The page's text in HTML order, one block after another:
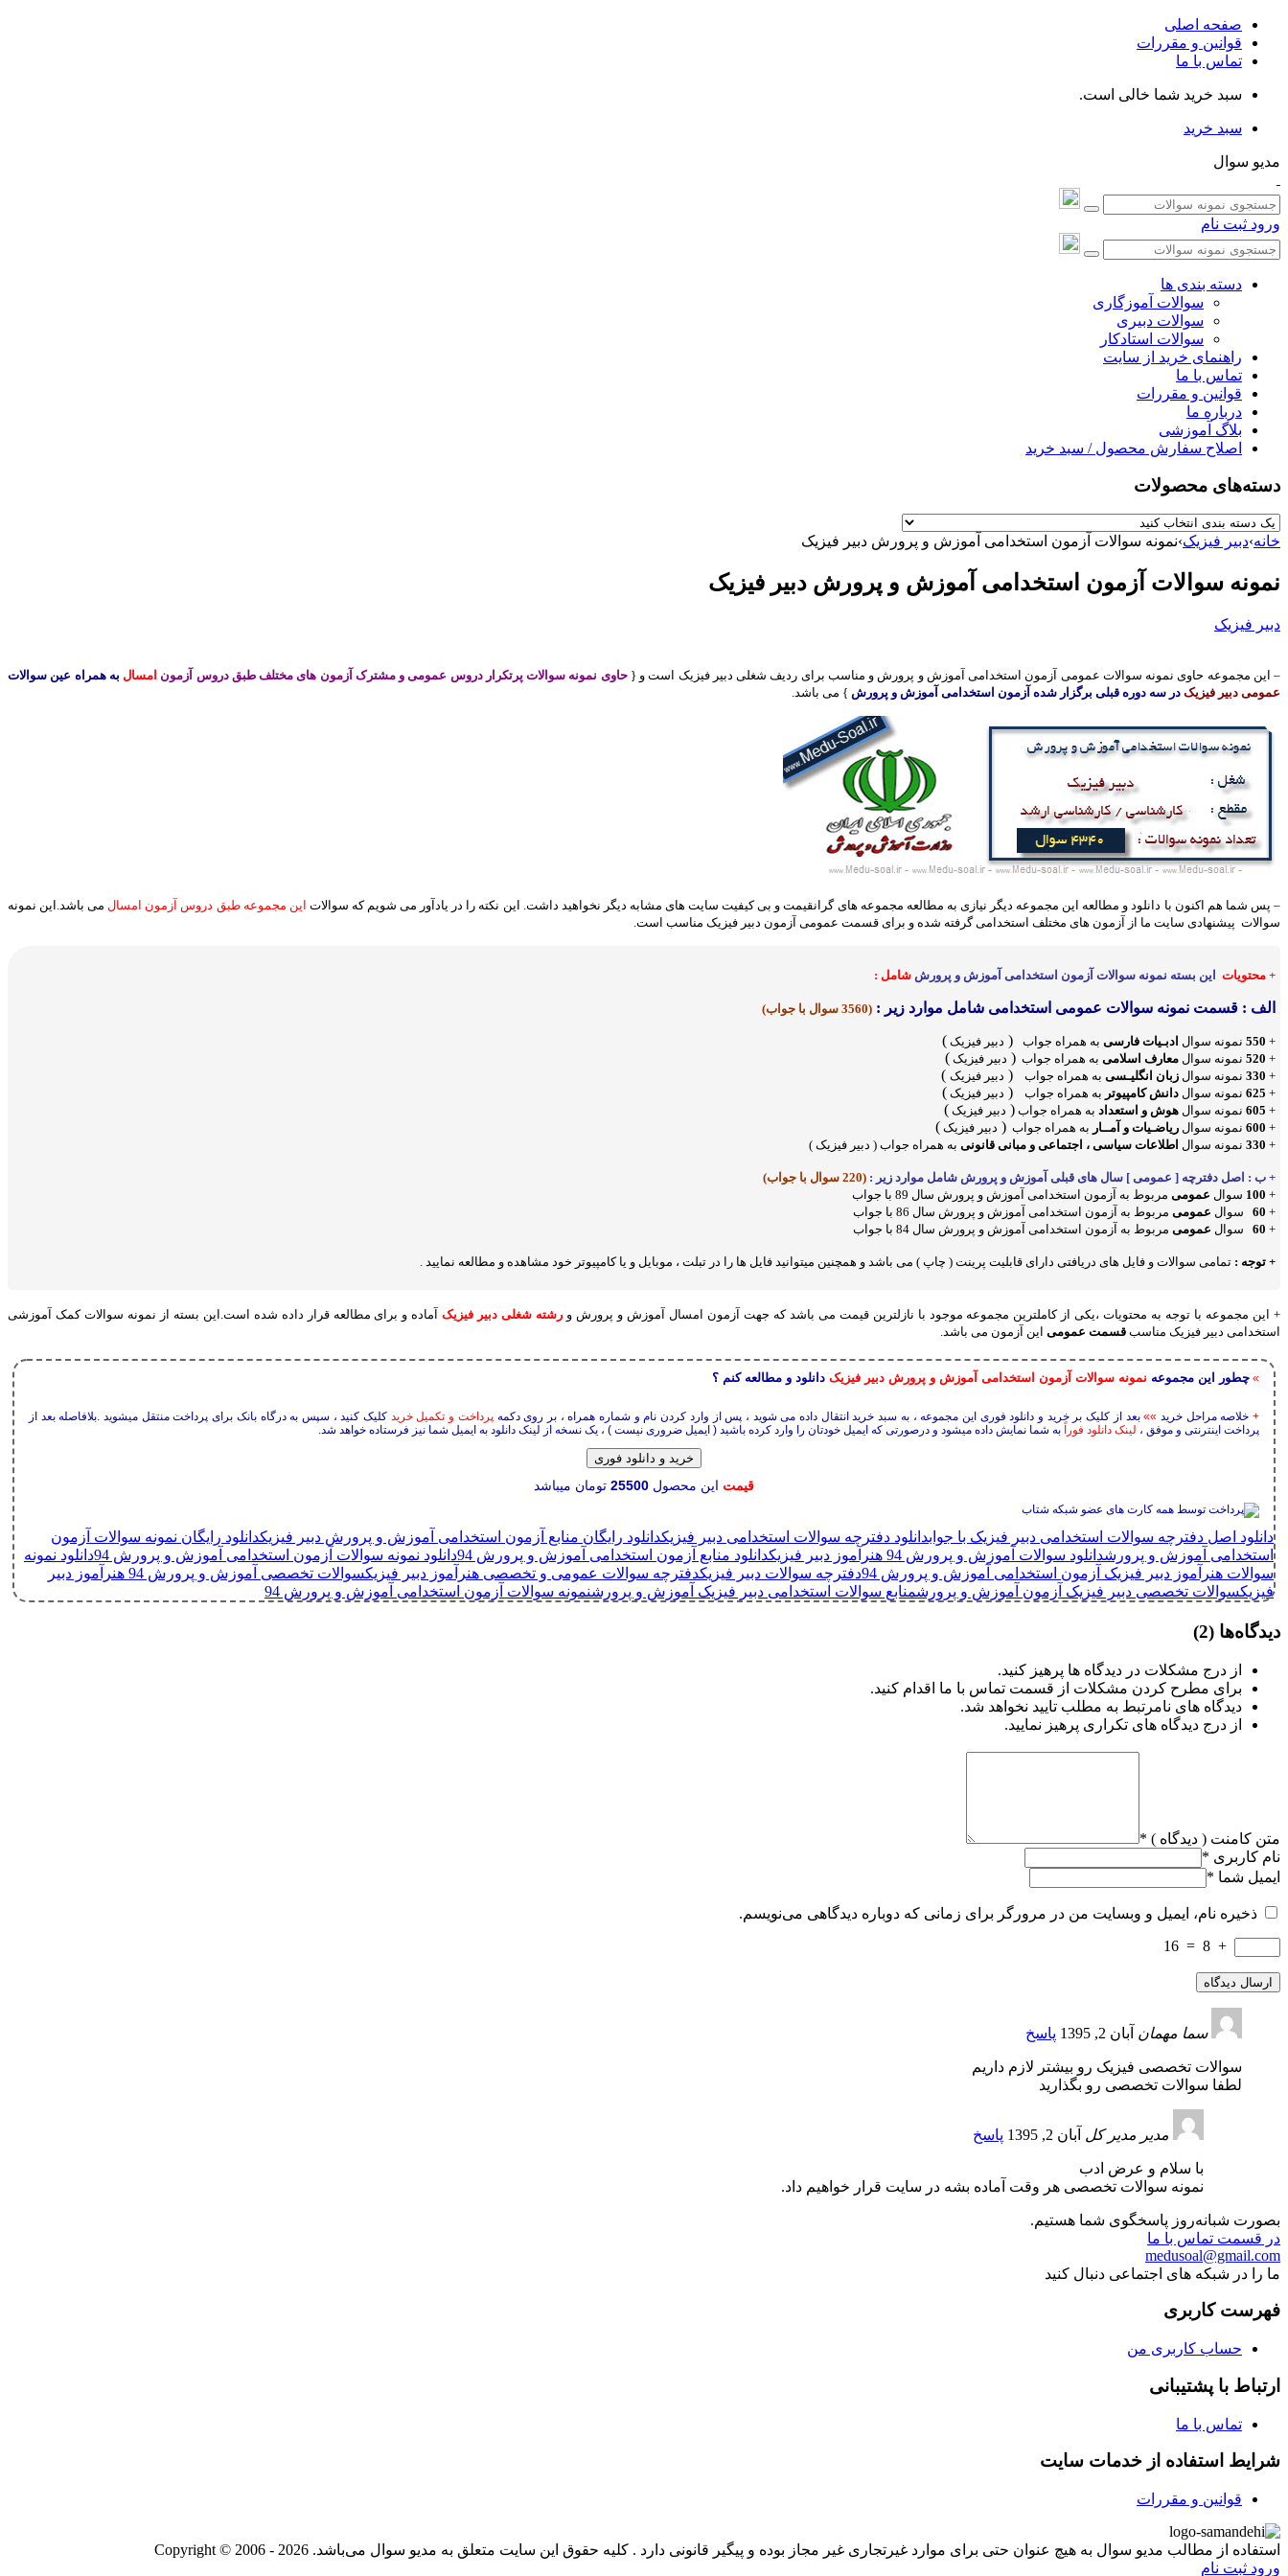
صفحه اصلی
قوانین و مقررات
تماس با ما
سبد خرید شما خالی است.
سبد خرید
مدیو سوال
ورود ثبت نام
دسته بندی ها
سوالات آموزگاری
سوالات دبیری
سوالات استادکار
راهنمای خرید از سایت
تماس با ما
قوانین و مقررات
درباره ما
بلاگ آموزشی
اصلاح سفارش محصول / سبد خرید
دسته‌های محصولات
خانه›دبیر فیزیک›نمونه سوالات آزمون استخدامی آموزش و پرورش دبیر فیزیک
نمونه سوالات آزمون استخدامی آموزش و پرورش دبیر فیزیک
دبیر فیزیک
– این مجموعه حاوی نمونه سوالات عمومی آزمون استخدامی آموزش و پرورش و مناسب برای ردیف شغلی دبیر فیزیک است و {حاوی نمونه سوالات پرتکرار دروس عمومی و مشترک آزمون های مختلف طبق دروس آزمون امسال به همراه عین سوالات
عمومی دبیر فیزیک در سه دوره قبلی برگزار شده آزمون استخدامی آموزش و پرورش } می باشد.
– پس شما هم اکنون با دانلود و مطالعه این مجموعه دیگر نیازی به مطالعه مجموعه های گرانقیمت و بی کیفیت سایت های مشابه دیگر نخواهید داشت. این نکته را در یادآور می شویم که سوالات این مجموعه طبق دروس آزمون امسال می باشد.این نمونه
سوالات پیشنهادی سایت ما از آزمون های مختلف استخدامی گرفته شده و برای قسمت عمومی آزمون دبیر فیزیک مناسب است.
+ محتویات این بسته نمونه سوالات آزمون استخدامی آموزش و پرورش شامل :
الف : قسمت نمونه سوالات عمومی استخدامی شامل موارد زیر : (3560 سوال با جواب)
+
550 نمونه سوال ادبـیات فارسی به همراه جواب ( دبیر فیزیک )
+
520 نمونه سوال معارف اسلامی به همراه جواب ( دبیر فیزیک )
+
330 نمونه سوال زبان انگلیـسی به همراه جواب ( دبیر فیزیک )
+
625 نمونه سوال دانش کامپیوتر به همراه جواب ( دبیر فیزیک )
+
605 نمونه سوال هوش و استعداد به همراه جواب ( دبیر فیزیک )
+
600 نمونه سوال ریاضـیات و آمــار به همراه جواب ( دبیر فیزیک )
+
330 نمونه سوال اطلاعات سیاسی ، اجتماعی و مبانی قانونی به همراه جواب ( دبیر فیزیک )
+ ب : اصل دفترچه [ عمومی ] سال های قبلی آموزش و پرورش شامل موارد زیر : (220 سوال با جواب)
+
100 سوال عمومی مربوط به آزمون استخدامی آموزش و پرورش سال 89 با جواب
+
60 سوال عمومی مربوط به آزمون استخدامی آموزش و پرورش سال 86 با جواب
+
60 سوال عمومی مربوط به آزمون استخدامی آموزش و پرورش سال 84 با جواب
+ توجه : تمامی سوالات و فایل های دریافتی دارای قابلیت پرینت ( چاپ ) می باشد و همچنین میتوانید فایل ها را در تبلت ، موبایل و یا کامپیوتر خود مشاهده و مطالعه نمایید .
+ این مجموعه با توجه به محتویات ،یکی از کاملترین مجموعه موجود با نازلترین قیمت می باشد که جهت آزمون امسال آموزش و پرورش و رشته شغلی دبیر فیزیک آماده و برای مطالعه قرار داده شده است. این بسته از نمونه سوالات کمک آموزشی
استخدامی دبیر فیزیک مناسب قسمت عمومی این آزمون می باشد.
» چطور این مجموعه نمونه سوالات آزمون استخدامی آموزش و پرورش دبیر فیزیک دانلود و مطالعه کنم ؟
+ خلاصه مراحل خرید »»بعد از کلیک بر خرید و دانلود فوری این مجموعه ، به سبد خرید انتقال داده می شوید ، پس از وارد کردن نام و شماره همراه ، بر روی دکمهپرداخت و تکمیل خرید کلیک کنید ، سپس به درگاه بانک برای پرداخت منتقل میشوید .بلافاصله بعد از
پرداخت اینترنتی و موفق ، لینک دانلود فوراً به شما نمایش داده میشود و درصورتی که ایمیل خودتان را وارد کرده باشید ( ایمیل ضروری نیست ) ، یک نسخه از لینک دانلود به ایمیل شما نیز فرستاده خواهد شد.
خرید و دانلود فوری
قیمت این محصول 25500 تومان میباشد
دانلود اصل دفترچه سوالات استخدامی دبیر فیزیک با جوابدانلود دفترچه سوالات استخدامی دبیر فیزیکدانلود رایگان منابع آزمون استخدامی آموزش و پرورش دبیر فیزیکدانلود رایگان نمونه سوالات آزمون
استخدامی آموزش و پرورشدانلود سوالات آموزش و پرورش 94 هنرآموز دبیر فیزیک دانلود منابع آزمون استخدامی آموزش و پرورش 94 دانلود نمونه سوالات آزمون استخدامی آموزش و پرورش 94
دانلود نمونه
سوالات هنرآموز دبیر فیزیک آزمون استخدامی آموزش و پرورش 94
دفترچه سوالات دبیر فیزیکدفترچه سوالات عمومی و تخصصی هنرآموز دبیر فیزیک
سوالات تخصصی آموزش و پرورش 94 هنرآموز دبیر
فیزیکسوالات تخصصی دبیر فیزیک آزمون آموزش و پرورشمنابع سوالات استخدامی دبیر فیزیک آموزش و پرورشنمونه سوالات آزمون استخدامی آموزش و پرورش 94
دیدگاه‌ها (2)
از درج مشکلات در دیدگاه ها پرهیز کنید.
برای مطرح کردن مشکلات از قسمت تماس با ما اقدام کنید.
دیدگاه های نامرتبط به مطلب تایید نخواهد شد.
از درج دیدگاه های تکراری پرهیز نمایید.
متن کامنت ( دیدگاه ) *
نام کاربری *
ایمیل شما *
ذخیره نام، ایمیل و وبسایت من در مرورگر برای زمانی که دوباره دیدگاهی می‌نویسم.
+
8
=
16
سما مهمان آبان 2, 1395 پاسخ
سوالات تخصصی فیزیک رو بیشتر لازم داریم
لطفا سوالات تخصصی رو بگذارید
مدیر مدیر کل آبان 2, 1395 پاسخ
با سلام و عرض ادب
نمونه سوالات تخصصی هر وقت آماده بشه در سایت قرار خواهیم داد.
بصورت شبانه‌روز پاسخگوی شما هستیم.
در قسمت تماس با ما
medusoal@gmail.com
ما را در شبکه های اجتماعی دنبال کنید
فهرست کاربری
حساب کاربری من
ارتباط با پشتیبانی
تماس با ما
شرایط استفاده از خدمات سایت
قوانین و مقررات
استفاده از مطالب مدیو سوال به هیچ عنوان حتی برای موارد غیرتجاری غیر مجاز بوده و پیگیر قانونی دارد . کلیه حقوق این سایت متعلق به مدیو سوال می‌باشد. Copyright © 2006 - 2026
ورود ثبت نام